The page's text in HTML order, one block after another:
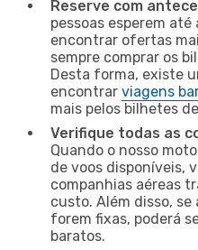
Reserve com
pessoas esperem
encontrar ofertas
sempre comprar os
Desta forma, existe
encontrar viagens
mais pelos bilhetes
Verifique todas as
Quando o nosso
de voos disponíveis,
companhias aéreas
custo. Além disso,
forem fixas, poderá
baratos.